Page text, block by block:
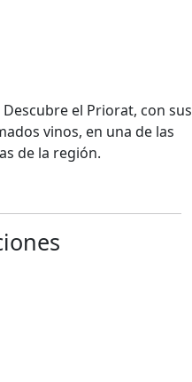
el Priorat, con sus
vinos, en una de las
de la región.